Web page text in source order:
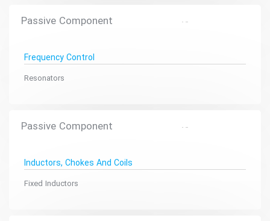
Passive Component
Frequency Control
Resonators
Passive Component
Inductors, Chokes And Coils
Fixed Inductors